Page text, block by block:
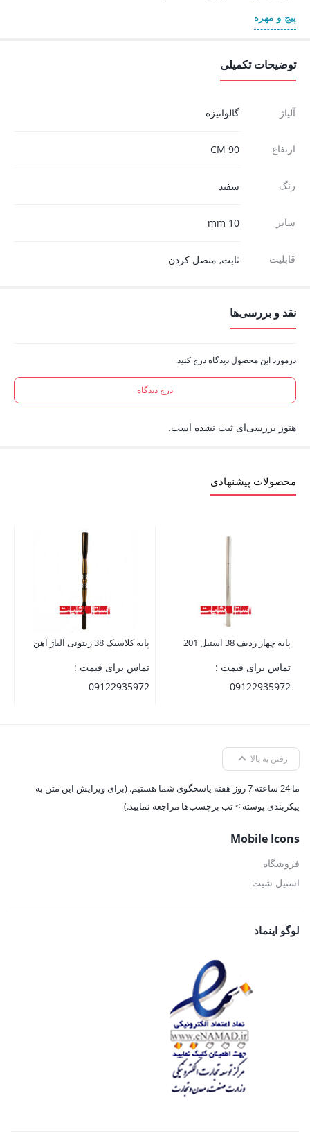
پیچ و مهره
توضیحات تکمیلی
آلیاژ گالوانیزه
ارتفاع 90 CM
رنگ سفید
سایز 10 mm
قابلیت ثابت, متصل کردن
نقد و بررسی‌ها
درمورد این محصول دیدگاه درج کنید.
درج دیدگاه
هنوز بررسی‌ای ثبت نشده است.
محصولات پیشنهادی
پایه چهار ردیف 38 استیل 201
تماس برای قیمت :
09122935972
پایه کلاسیک 38 زیتونی آلیاژ آهن
تماس برای قیمت :
09122935972
رفتن به بالا
ما 24 ساعته 7 روز هفته پاسخگوی شما هستیم. (برای ویرایش این متن به
پیکربندی پوسته > تب برچسب‌ها مراجعه نمایید.)
Mobile Icons
فروشگاه
استیل شیت
لوگو اینماد